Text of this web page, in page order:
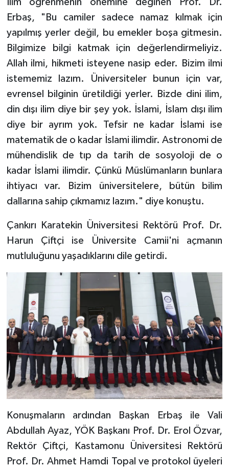
İlim öğrenmenin önemine değinen Prof. Dr.
Erbaş, "Bu camiler sadece namaz kılmak için
yapılmış yerler değil, bu emekler boşa gitmesin.
Bilgimize bilgi katmak için değerlendirmeliyiz.
Allah ilmi, hikmeti isteyene nasip eder. Bizim ilmi
istememiz lazım. Üniversiteler bunun için var,
evrensel bilginin üretildiği yerler. Bizde dini ilim,
din dışı ilim diye bir şey yok. İslami, İslam dışı ilim
diye bir ayrım yok. Tefsir ne kadar İslami ise
matematik de o kadar İslami ilimdir. Astronomi de
mühendislik de tıp da tarih de sosyoloji de o
kadar İslami ilimdir. Çünkü Müslümanların bunlara
ihtiyacı var. Bizim üniversitelere, bütün bilim
dallarına sahip çıkmamız lazım." diye konuştu.
Çankırı Karatekin Üniversitesi Rektörü Prof. Dr.
Harun Çiftçi ise Üniversite Camii'ni açmanın
mutluluğunu yaşadıklarını dile getirdi.
Konuşmaların ardından Başkan Erbaş ile Vali
Abdullah Ayaz, YÖK Başkanı Prof. Dr. Erol Özvar,
Rektör Çiftçi, Kastamonu Üniversitesi Rektörü
Prof. Dr. Ahmet Hamdi Topal ve protokol üyeleri
Konya Müftülüğü
Kütahya Müftülüğü
Malatya Müftülüğü
Manisa Müftülüğü
Mardin Müftülüğü
Mersin Müftülüğü
Muğla Müftülüğü
Muş Müftülüğü
Nevşehir Müftülüğü
Niğde Müftülüğü
Ordu Müftülüğü
Osmaniye Müftülüğü
Rize Müftülüğü
Sakarya Müftülüğü
Samsun Müftülüğü
Siirt Müftülüğü
Sinop Müftülüğü
Sivas Müftülüğü